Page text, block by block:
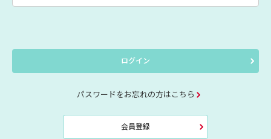
ログイン
パスワードをお忘れの方はこちら
会員登録